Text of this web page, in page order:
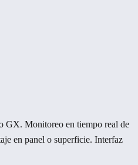
GX. Monitoreo en tiempo real de
en panel o superficie. Interfaz